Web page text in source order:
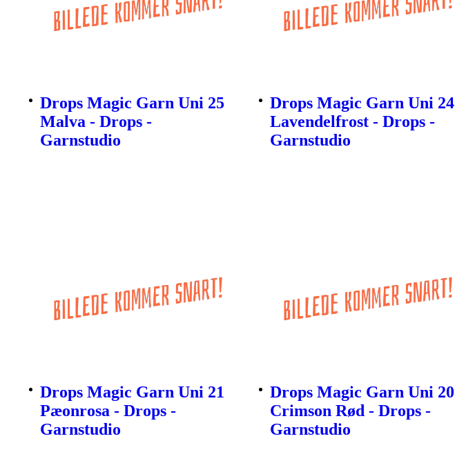
Drops Magic Garn Uni 25
Malva - Drops -
Garnstudio
Drops Magic Garn Uni 24
Lavendelfrost - Drops -
Garnstudio
Drops Magic Garn Uni 21
Pæonrosa - Drops -
Garnstudio
Drops Magic Garn Uni 20
Crimson Rød - Drops -
Garnstudio